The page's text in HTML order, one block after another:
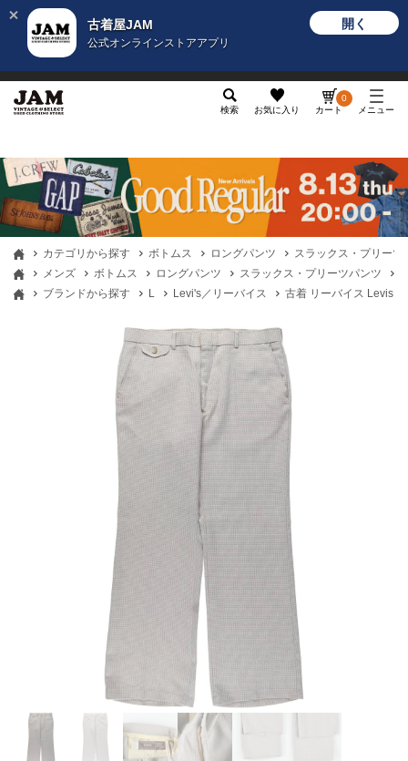
古着屋JAM
公式オンラインストアアプリ
開く
検索 お気に入り カート
0
メニュー
カテゴリから探す ボトムス ロングパンツ
スラックス・プリーツ
メンズ
ボトムス ロングパンツ スラックス・プリーツパンツ
ブランドから探す
L Levi's／リーバイス 古着 リーバイス Levis